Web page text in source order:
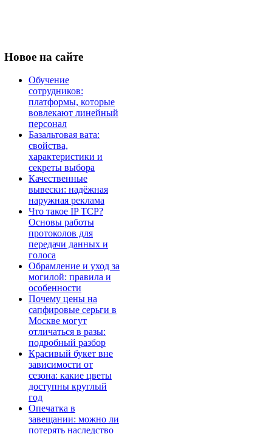
Новое на сайте
Обучение
сотрудников:
платформы, которые
вовлекают линейный
персонал
Базальтовая вата:
свойства,
характеристики и
секреты выбора
Качественные
вывески: надёжная
наружная реклама
Что такое IP TCP?
Основы работы
протоколов для
передачи данных и
голоса
Обрамление и уход за
могилой: правила и
особенности
Почему цены на
сапфировые серьги в
Москве могут
отличаться в разы:
подробный разбор
Красивый букет вне
зависимости от
сезона: какие цветы
доступны круглый
год
Опечатка в
завещании: можно ли
потерять наследство